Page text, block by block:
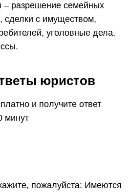
– разрешение семейных
сделки с имуществом,
уголовные дела,
юристов
и получите ответ
минут
пожалуйста: Имеются